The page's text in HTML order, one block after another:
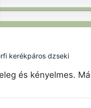
kerékpáros dzseki
és kényelmes.